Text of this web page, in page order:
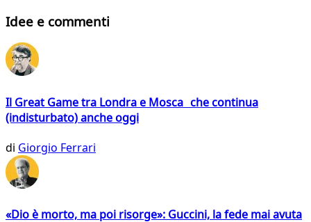
Idee e commenti
Il Great Game tra Londra e Mosca che continua
(indisturbato) anche oggi
di Giorgio Ferrari
«Dio è morto, ma poi risorge»: Guccini, la fede mai avuta